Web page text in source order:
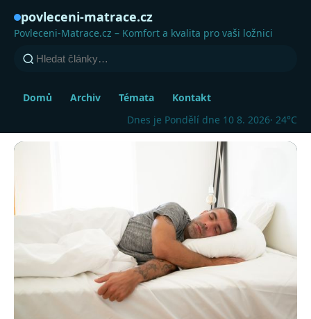
povleceni-matrace.cz
Povleceni-Matrace.cz – Komfort a kvalita pro vaši ložnici
Domů Archiv Témata
Kontakt
Dnes je Pondělí dne 10 8. 2026· 24°C